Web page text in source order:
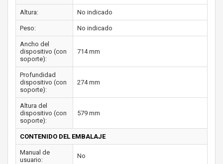
Altura: No indicado
Peso: No indicado
Ancho del
dispositivo (con
soporte):
714 mm
Profundidad
dispositivo (con
soporte):
274 mm
Altura del
dispositivo (con
soporte):
579 mm
CONTENIDO DEL EMBALAJE
Manual de
usuario:
No